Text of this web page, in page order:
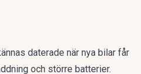
daterade när nya bilar får
och större batterier.